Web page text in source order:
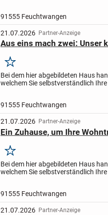
91555 Feuchtwangen
21.07.2026 Partner-Anzeige
Aus eins mach zwei: Unser
Merken
Bei dem hier abgebildeten Haus
welchem Sie selbstverständlich
91555 Feuchtwangen
21.07.2026 Partner-Anzeige
Ein Zuhause, um Ihre
Merken
Bei dem hier abgebildeten Haus
welchem Sie selbstverständlich
91555 Feuchtwangen
21.07.2026 Partner-Anzeige